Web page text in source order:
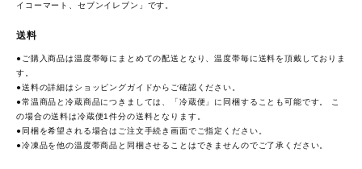
イコーマート、セブンイレブン」です。
送料
●ご購入商品は温度帯毎にまとめての配送となり、温度帯毎に送料を頂戴しておりま
す。
●送料の詳細は ショッピングガイドからご確認ください。
●常温商品と冷蔵商品につきましては、「冷蔵便」に同梱することも可能です。 こ
の場合の送料は冷蔵便1件分の送料となります。
●同梱を希望される場合はご注文手続き画面でご指定ください。
●冷凍品を他の温度帯商品と同梱させることはできませんのでご了承ください。